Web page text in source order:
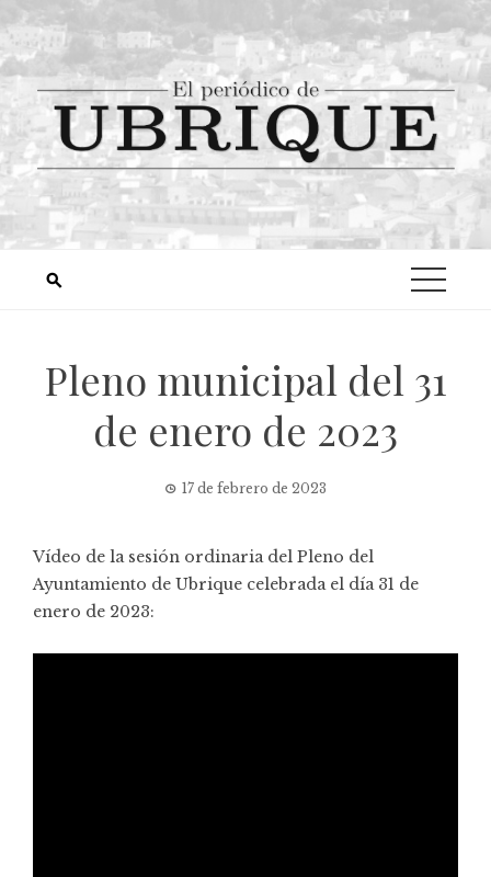
Pleno municipal del 31
de enero de 2023
17 de febrero de 2023
Vídeo de la sesión ordinaria del Pleno del
Ayuntamiento de Ubrique celebrada el día 31 de
enero de 2023: